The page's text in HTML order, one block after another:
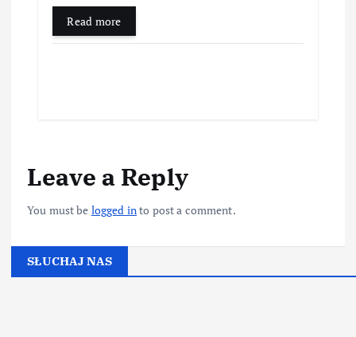
Read more
Leave a Reply
You must be logged into post a comment.
SŁUCHAJ NAS